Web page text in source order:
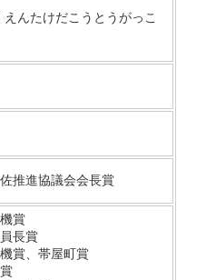
んたけだこうとうがっこ
推進協議会会長賞
賞
長賞
賞、帯屋町賞